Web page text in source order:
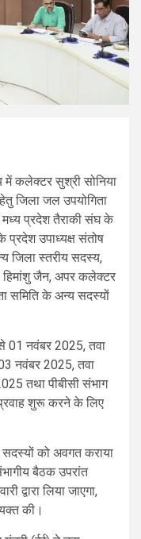
में कलेक्टर सुश्री सोनिया
जिला जल उपयोगिता
प्रदेश तैराकी संघ के
प्रदेश उपाध्यक्ष संतोष
जिला स्तरीय सदस्य,
हिमांशु जैन, अपर कलेक्टर
समिति के अन्य सदस्यों
01 नवंबर 2025, तवा
नवंबर 2025, तवा
तथा पीबीसी संभाग
शुरू करने के लिए
को अवगत कराया
बैठक उपरांत
द्वारा लिया जाएगा,
की।